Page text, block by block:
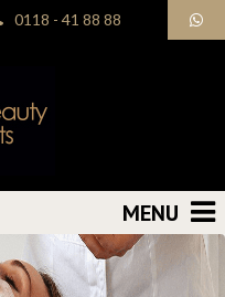
0118 - 41 88 88
MENU